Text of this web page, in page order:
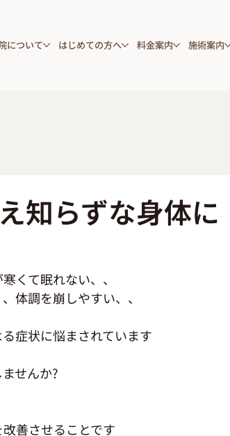
について はじめての方へ 料金案内 施術案内
知らずな身体
くて眠れない、、
体調を崩しやすい、、
症状に悩まされています
せんか?
善させることです